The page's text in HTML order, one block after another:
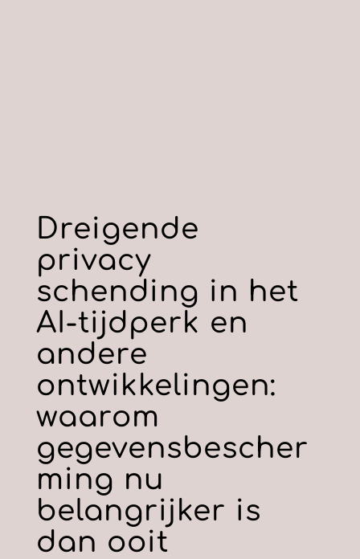
Dreigende
privacy
schending in het
AI-tijdperk en
andere
ontwikkelingen:
waarom
gegevensbescher
ming nu
belangrijker is
dan ooit